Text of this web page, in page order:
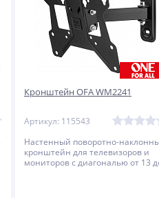
Кронштейн OFA WM2241
Артикул: 115543
Настенный поворотно-
кронштейн для телевизоров и
мониторов с диагональю от 13